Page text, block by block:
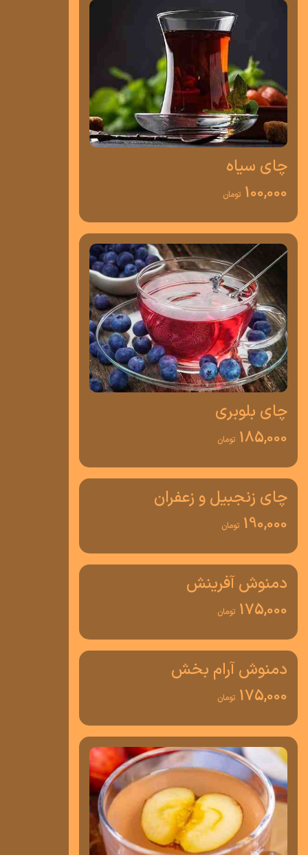
چای سیاه
100,000 تومان
چای بلوبری
185,000 تومان
چای زنجبیل و زعفران
190,000 تومان
دمنوش آفرینش
175,000 تومان
دمنوش آرام بخش
175,000 تومان